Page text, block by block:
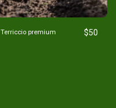
Terriccio premium $50